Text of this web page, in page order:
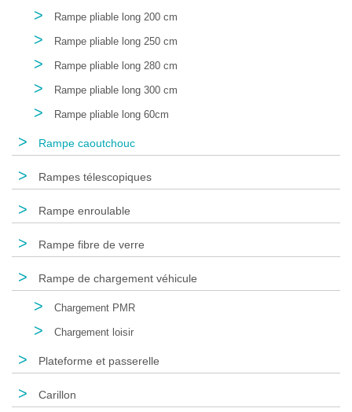
> Rampe pliable long 200 cm
> Rampe pliable long 250 cm
> Rampe pliable long 280 cm
> Rampe pliable long 300 cm
> Rampe pliable long 60cm
> Rampe caoutchouc
> Rampes télescopiques
> Rampe enroulable
> Rampe fibre de verre
> Rampe de chargement véhicule
> Chargement PMR
> Chargement loisir
> Plateforme et passerelle
> Carillon